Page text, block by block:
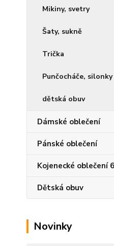
Mikiny, svetry
Šaty, sukně
Trička
Punčocháče, silonky
dětská obuv
Dámské oblečení
Pánské oblečení
Kojenecké oblečení
Dětská obuv
Novinky